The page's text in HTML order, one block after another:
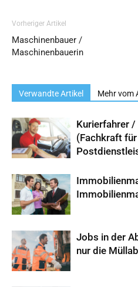
Vorheriger Artikel
Maschinenbauer /
Maschinenbauerin
Verwandte Artikel Mehr vom
Kurierfahrer
(Fachkraft für
Jobs in der
nur die